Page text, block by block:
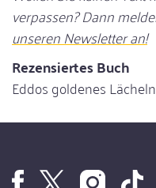
verpassen? Dann
unseren Newsletter an!
Rezensiertes Buch
Eddos goldenes Lächeln